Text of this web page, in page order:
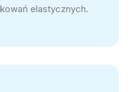
elastycznych.